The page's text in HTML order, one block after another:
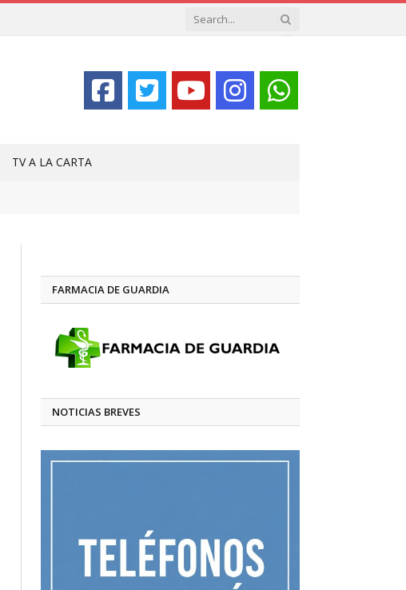
TV A LA CARTA
FARMACIA DE GUARDIA
NOTICIAS BREVES